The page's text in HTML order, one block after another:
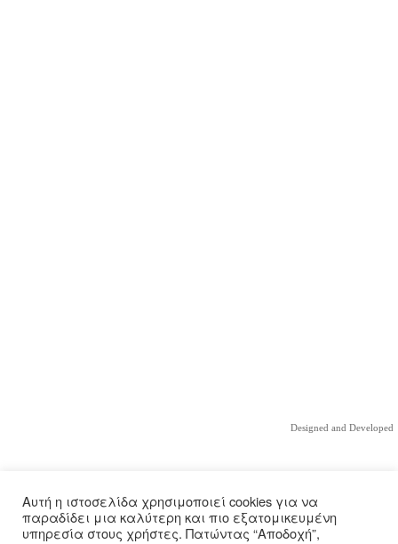
Designed and Developed
Αυτή η ιστοσελίδα χρησιμοποιεί cookies για να
παραδίδει μια καλύτερη και πιο εξατομικευμένη
υπηρεσία στους χρήστες. Πατώντας “Αποδοχή”,